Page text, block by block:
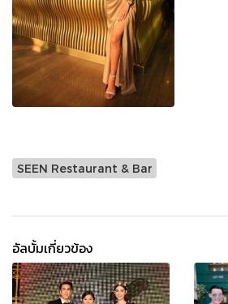
SEEN Restaurant & Bar
อัลบั้มเกี่ยวข้อง